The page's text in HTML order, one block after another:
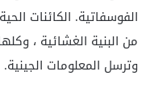
الفوسفاتية. الكائنات
من البنية الغشائية ،
وترسل المعلومات الجينية.